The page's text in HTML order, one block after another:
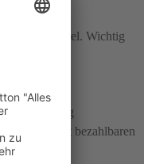
Klausel. Wichtig
zuverlässig
und das mit bezahlbaren